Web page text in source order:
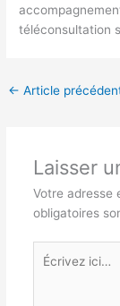
téléconsultation
← Article
Laisser
Votre adresse
obligatoires
Écrivez
ici…